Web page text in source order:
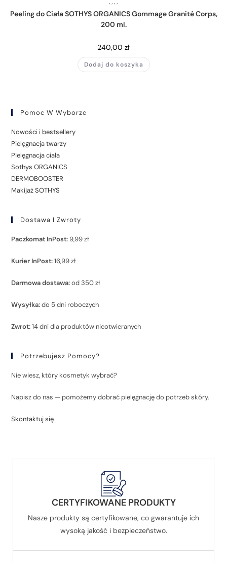
,,,,
Peeling do Ciała SOTHYS ORGANICS Gommage Granité Corps,
200 ml.
240,00 zł
Dodaj do koszyka
Pomoc W Wyborze
Nowości i bestsellery
Pielęgnacja twarzy
Pielęgnacja ciała
Sothys ORGANICS
DERMOBOOSTER
Makijaż SOTHYS
Dostawa I Zwroty
Paczkomat InPost:9,99 zł
Kurier InPost:16,99 zł
Darmowa dostawa:od 350 zł
Wysyłka:do 5 dni roboczych
Zwrot:14 dni dla produktów nieotwieranych
Potrzebujesz Pomocy?
Nie wiesz, który kosmetyk wybrać?
Napisz do nas — pomożemy dobrać pielęgnację do potrzeb skóry.
Skontaktuj się
CERTYFIKOWANE PRODUKTY
Nasze produkty są certyfikowane, co gwarantuje ich
wysoką jakość i bezpieczeństwo.